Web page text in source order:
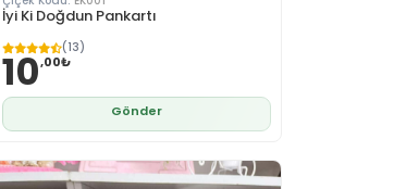
İyi Ki Doğdun Pankartı
(13)
10,00₺
Gönder